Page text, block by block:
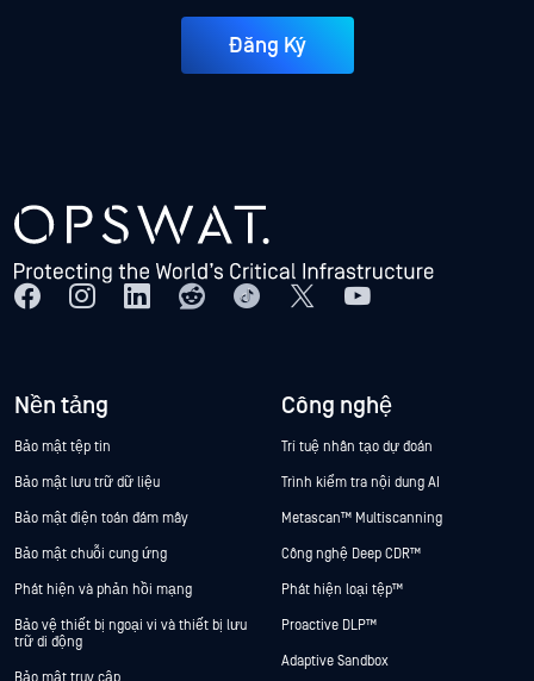
Đăng Ký
Nền tảng
Bảo mật tệp tin
Bảo mật lưu trữ dữ liệu
Bảo mật điện toán đám mây
Bảo mật chuỗi cung ứng
Phát hiện và phản hồi mạng
Bảo vệ thiết bị ngoại vi và thiết bị lưu
trữ di động
Công nghệ
Trí tuệ nhân tạo dự đoán
Trình kiểm tra nội dung AI
Metascan™ Multiscanning
Công nghệ Deep CDR™
Phát hiện loại tệp™
Proactive DLP™
Adaptive Sandbox